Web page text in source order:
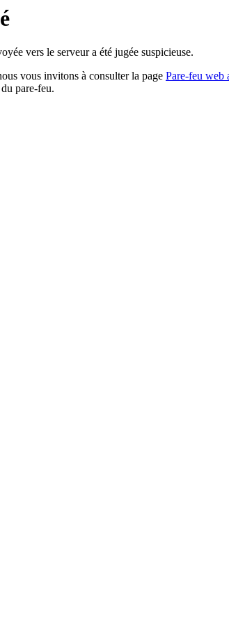
vers le serveur a été jugée suspicieuse.
vous invitons à consulter la page Pare-feu web
pare-feu.